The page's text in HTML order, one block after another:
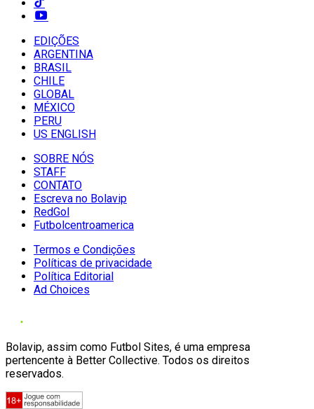
EDIÇÕES
ARGENTINA
BRASIL
CHILE
GLOBAL
MÉXICO
PERU
US ENGLISH
SOBRE NÓS
STAFF
CONTATO
Escreva no Bolavip
RedGol
Futbolcentroamerica
Termos e Condições
Políticas de privacidade
Política Editorial
Ad Choices
Bolavip, assim como Futbol Sites, é uma empresa
pertencente à Better Collective. Todos os direitos
reservados.